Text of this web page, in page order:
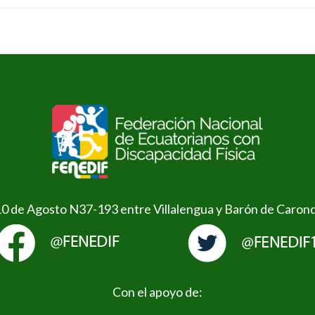
de Agosto N37-193 entre Villalengua y Barón de
Con el apoyo de: